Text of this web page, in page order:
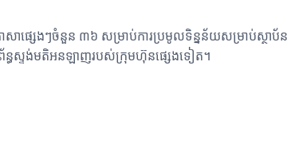
សេងៗចំនួន ៣៦ សម្រាប់ការប្រមូលទិន្នន័យសម្រាប់ស្ថាប័នសិ
ន្ធស្ទង់មតិអនឡាញរបស់ក្រុមហ៊ុនផ្សេងទៀត។